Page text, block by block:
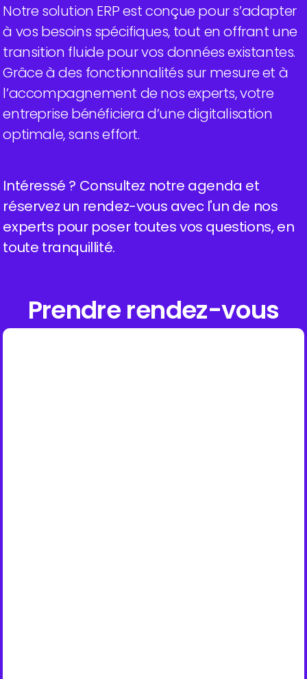
Notre solution ERP est conçue pour s’adapter
à vos besoins spécifiques, tout en offrant une
transition fluide pour vos données existantes.
Grâce à des fonctionnalités sur mesure et à
l’accompagnement de nos experts, votre
entreprise bénéficiera d’une digitalisation
optimale, sans effort.
Intéressé ? Consultez notre agenda et
réservez un rendez-vous avec l'un de nos
experts pour poser toutes vos questions, en
toute tranquillité.
Prendre rendez-vous